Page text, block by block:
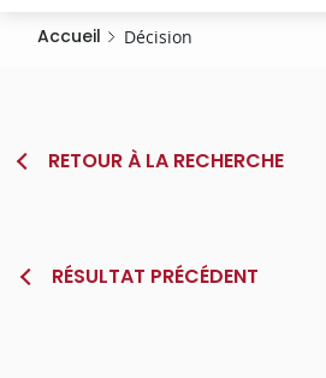
Accueil Décision
RETOUR À LA RECHERCHE
RÉSULTAT PRÉCÉDENT